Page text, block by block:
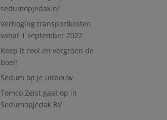
sedumopjedak.nl’
Verhoging transportkosten
vanaf 1 september 2022
Keep it cool en vergroen de
boel!
Sedum op je uitbouw
Tomco Zeist gaat op in
Sedumopjedak BV